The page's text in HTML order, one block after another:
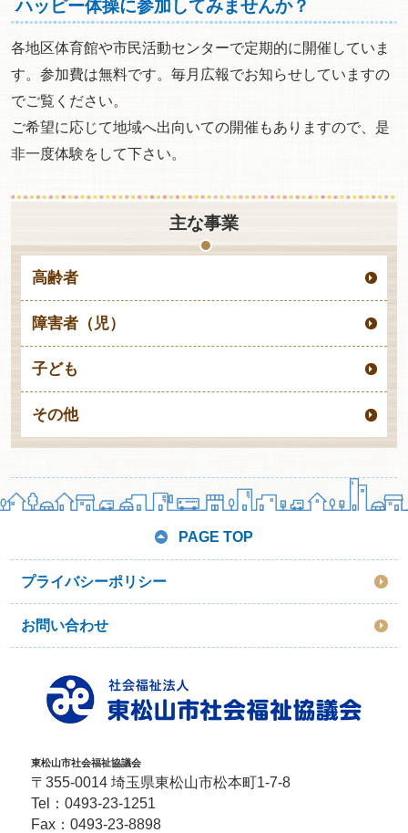
ハッピー体操に参加してみませんか？
各地区体育館や市民活動センターで定期的に開催していま
す。参加費は無料です。毎月広報でお知らせしていますの
でご覧ください。
ご希望に応じて地域へ出向いての開催もありますので、是
非一度体験をして下さい。
主な事業
高齢者
障害者（児）
子ども
その他
PAGE TOP
プライバシーポリシー
お問い合わせ
東松山市社会福祉協議会
〒355-0014 埼玉県東松山市松本町1-7-8
Tel： 0493-23-1251
Fax：0493-23-8898